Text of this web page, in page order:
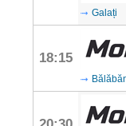
Galați
18:15